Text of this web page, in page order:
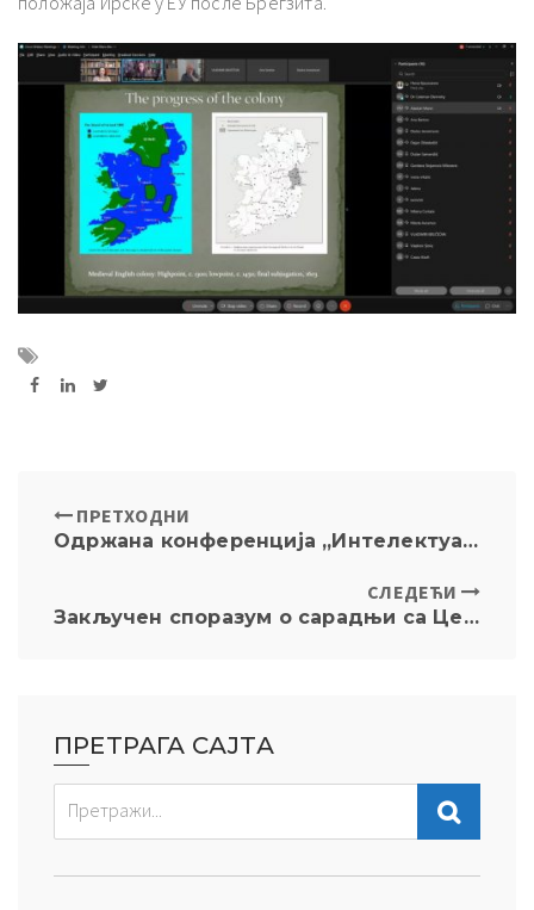
ПРЕТХОДНИ
Одржана конференција „Интелектуална својина и интернет 2020“
СЛЕДЕЋИ
Закључен споразум о сарадњи са Центром за интеграцијска и цивилизацијска истраживања Руске Академије Наука
ПРЕТРАГА САЈТА